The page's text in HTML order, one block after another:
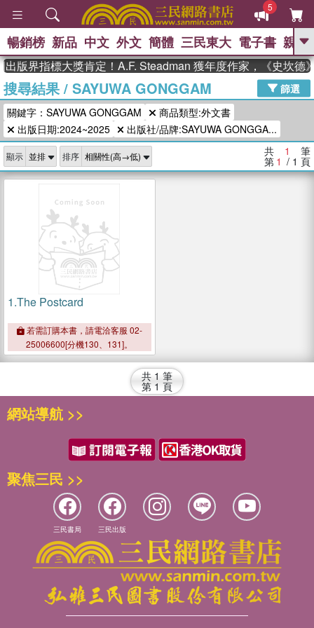
5
GO
熱搜： 東野圭吾 、 高希均教授回憶錄
、 The Odyssey 、 父親節 、 如果歷
史是一群喵 、 暑期推薦
獎 臺灣漫遊錄 、 方念華 、 台灣的李
登輝時代 、 數學女孩：黎曼猜想 、
偉大的迷走神經
暢銷榜 新品 中文 外文 簡體 三民東大 電子書 親子
版界指標大獎肯定！A.F. Steadman 獲年度作家，《史坎德
搜尋結果/ SAYUWA GONGGAM
篩選
關鍵字：SAYUWA GONGGAM
商品類型:外文書
出版日期:2024~2025
出版社/品牌:SAYUWA GONGGA...
顯示 排序 共 1 筆
第 1 / 1 頁
1.The Postcard
若需訂購本書，請電洽客服 02-
25006600[分機130、131]。
共 1 筆
第 1 頁
網站導航 >>
聚焦三民 >>
三民書局 三民出版